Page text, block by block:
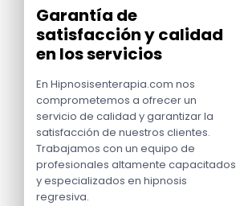
Garantía de
satisfacción y calidad
en los servicios
En Hipnosisenterapia.com nos
comprometemos a ofrecer un
servicio de calidad y garantizar la
satisfacción de nuestros clientes.
Trabajamos con un equipo de
profesionales altamente capacitados
y especializados en hipnosis
regresiva.